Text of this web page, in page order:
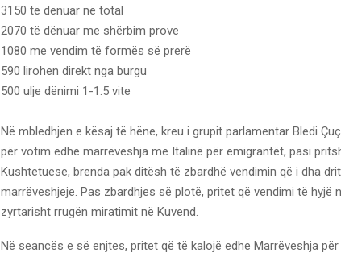
3150 të dënuar në total
2070 të dënuar me shërbim prove
1080 me vendim të formës së prerë
590 lirohen direkt nga burgu
500 ulje dënimi 1-1.5 vite
Në mbledhjen e kësaj të hëne, kreu i grupit parlamentar Bledi
për votim edhe marrëveshja me Italinë për emigrantët, pasi
Kushtetuese, brenda pak ditësh të zbardhë vendimin që i dha
marrëveshjeje. Pas zbardhjes së plotë, pritet që vendimi të hyjë
zyrtarisht rrugën miratimit në Kuvend.
Në seancës e së enjtes, pritet që të kalojë edhe Marrëveshja